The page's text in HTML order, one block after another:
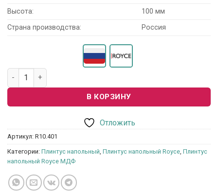
Высота:
100 мм
Страна производства:
Россия
Количество товара Плинтус напольный Royce МДФ 100
В КОРЗИНУ
Отложить
Артикул: R10.401
Категории: Плинтус напольный Плинтус напольный Royce Плинтус
напольный Royce МДФ